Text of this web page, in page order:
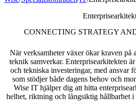
CONNECTING STRATEGY
När verksamheter växer ökar kraven på
teknik samverkar. Enterprisearkitekten
och tekniska investeringar, med ansvar
som stödjer både dagens behov och
Wise IT hjälper dig att hitta
helhet, riktning och långsiktig hållbarhet i